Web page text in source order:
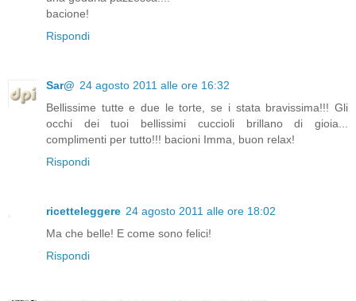
bacione!
Rispondi
Sar@ 24 agosto 2011 alle ore 16:32
Bellissime tutte e due le torte, se i stata bravissima!!! Gli
occhi dei tuoi bellissimi cuccioli brillano di gioia...
complimenti per tutto!!! bacioni Imma, buon relax!
Rispondi
ricetteleggere 24 agosto 2011 alle ore 18:02
Ma che belle! E come sono felici!
Rispondi